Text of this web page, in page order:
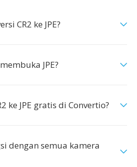
CR2 ke JPE?
JPE?
ke JPE gratis di Convertio?
dengan semua kamera